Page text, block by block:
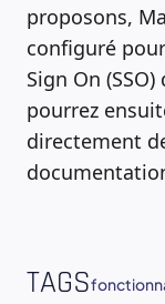
proposons,
configuré
Sign On
pourrez
directement
TAGS